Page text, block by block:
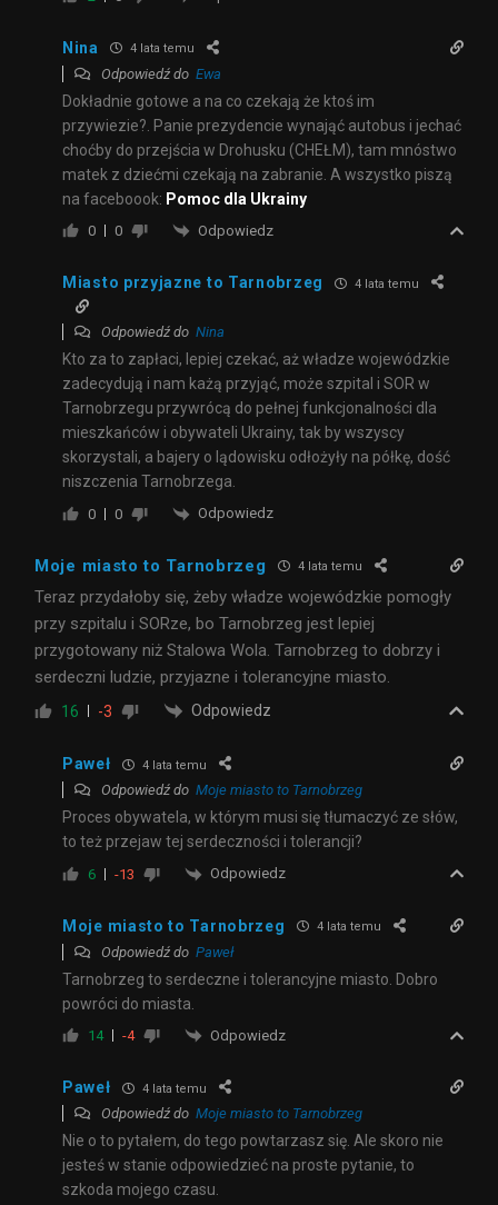
Nina 4 lata temu
Odpowiedź do Ewa
Dokładnie gotowe a na co czekają że ktoś im
przywiezie?. Panie prezydencie wynająć autobus i jechać
choćby do przejścia w Drohusku (CHEŁM), tam mnóstwo
matek z dziećmi czekają na zabranie. A wszystko piszą
na faceboook: Pomoc dla Ukrainy
0 0 Odpowiedz
Miasto przyjazne to Tarnobrzeg 4 lata temu
Odpowiedź do Nina
Kto za to zapłaci, lepiej czekać, aż władze wojewódzkie
zadecydują i nam każą przyjąć, może szpital i SOR w
Tarnobrzegu przywrócą do pełnej funkcjonalności dla
mieszkańców i obywateli Ukrainy, tak by wszyscy
skorzystali, a bajery o lądowisku odłożyły na półkę, dość
niszczenia Tarnobrzega.
0 0 Odpowiedz
Moje miasto to Tarnobrzeg 4 lata temu
Teraz przydałoby się, żeby władze wojewódzkie pomogły
przy szpitalu i SORze, bo Tarnobrzeg jest lepiej
przygotowany niż Stalowa Wola. Tarnobrzeg to dobrzy i
serdeczni ludzie, przyjazne i tolerancyjne miasto.
16 -3 Odpowiedz
Paweł 4 lata temu
Odpowiedź do Moje miasto to Tarnobrzeg
Proces obywatela, w którym musi się tłumaczyć ze słów,
to też przejaw tej serdeczności i tolerancji?
6 -13 Odpowiedz
Moje miasto to Tarnobrzeg 4 lata temu
Odpowiedź do Paweł
Tarnobrzeg to serdeczne i tolerancyjne miasto. Dobro
powróci do miasta.
14 -4 Odpowiedz
Paweł 4 lata temu
Odpowiedź do Moje miasto to Tarnobrzeg
Nie o to pytałem, do tego powtarzasz się. Ale skoro nie
jesteś w stanie odpowiedzieć na proste pytanie, to
szkoda mojego czasu.